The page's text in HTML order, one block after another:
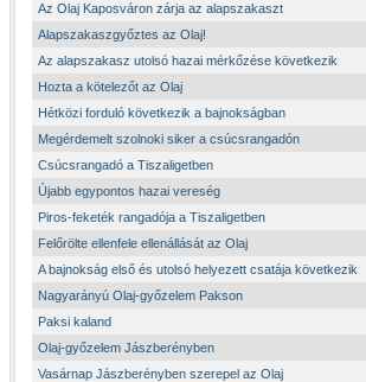
Az Olaj Kaposváron zárja az alapszakaszt
Alapszakaszgyőztes az Olaj!
Az alapszakasz utolsó hazai mérkőzése következik
Hozta a kötelezőt az Olaj
Hétközi forduló következik a bajnokságban
Megérdemelt szolnoki siker a csúcsrangadón
Csúcsrangadó a Tiszaligetben
Újabb egypontos hazai vereség
Piros-feketék rangadója a Tiszaligetben
Felőrölte ellenfele ellenállását az Olaj
A bajnokság első és utolsó helyezett csatája következik
Nagyarányú Olaj-győzelem Pakson
Paksi kaland
Olaj-győzelem Jászberényben
Vasárnap Jászberényben szerepel az Olaj